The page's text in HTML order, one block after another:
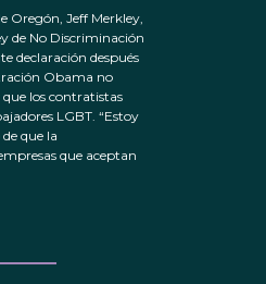
Oregón, Jeff Merkley,
de No Discriminación
declaración después
Obama no
los contratistas
LGBT. “Estoy
que la
que aceptan